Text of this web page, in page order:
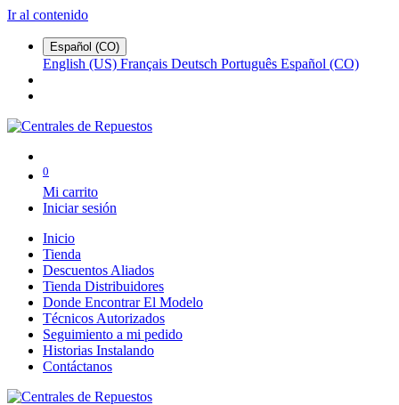
Ir al contenido
Español (CO)
English (US) Français Deutsch Português Español (CO)
0
Mi carrito
Iniciar sesión
Inicio
Tienda
Descuentos Aliados
Tienda Distribuidores
Donde Encontrar El Modelo
Técnicos Autorizados
Seguimiento a mi pedido
Historias Instalando
Contáctanos